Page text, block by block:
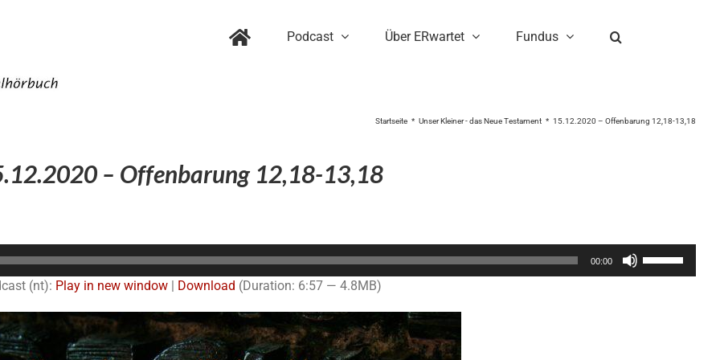
Podcast Über ERwartet Fundus
Startseite Unser Kleiner - das Neue Testament 15.12.2020 – Offenbarung 12,18-13,18
– Offenbarung 12,18-13,18
00:00
(nt): Play in new window| Download (Duration: 6:57 — 4.8MB)